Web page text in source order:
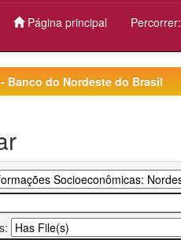
Página principal Percorrer:
Banco do Nordeste do Brasil